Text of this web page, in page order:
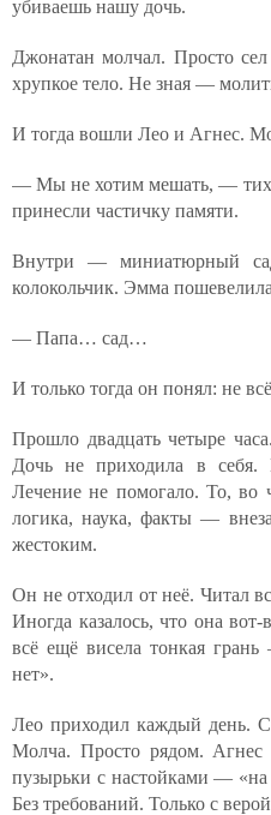
убиваешь нашу дочь.
Джонатан молчал. Просто
хрупкое тело. Не зная —
И тогда вошли Лео и Агнес.
— Мы не хотим мешать, —
принесли частичку памяти.
Внутри — миниатюрный
колокольчик. Эмма
— Папа… сад…
И только тогда он понял: не
Прошло двадцать четыре
Дочь не приходила в себя.
Лечение не помогало. То, во
логика, наука, факты —
жестоким.
Он не отходил от неё. Читал
Иногда казалось, что она
всё ещё висела тонкая
нет».
Лео приходил каждый день.
Молча. Просто рядом. Агнес
пузырьки с настойками — «на
Без требований. Только с